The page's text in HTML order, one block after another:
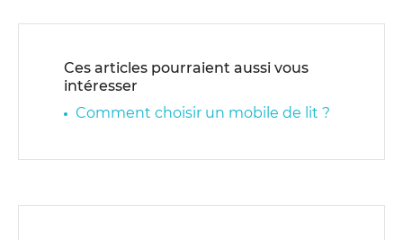
Ces articles pourraient aussi vous
intéresser
Comment choisir un mobile de lit ?